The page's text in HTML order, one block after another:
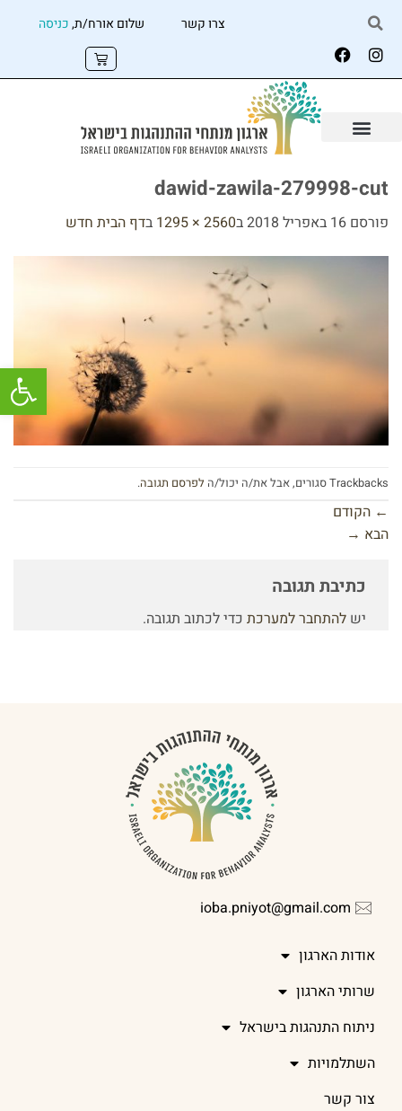
צרו קשר שלום אורח/ת,כניסה
dawid-zawila-279998-cut
פורסם 16 באפריל 2018 ב2560 × 1295 בדף הבית חדש
Trackbacks סגורים, אבל את/ה יכול/ה לפרסם תגובה.
← הקודם
הבא →
כתיבת תגובה
יש להתחבר למערכת כדי לכתוב תגובה.
ioba.pniyot@gmail.com
אודות הארגון
שרותי הארגון
ניתוח התנהגות בישראל
השתלמויות
צור קשר